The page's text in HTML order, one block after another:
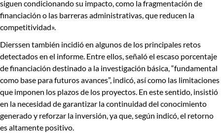
siguen condicionando su impacto, como la fragmentación de
financiación o las barreras administrativas, que reducen la
competitividad».
Dierssen también incidió en algunos de los principales retos
detectados en el informe. Entre ellos, señaló el escaso porcentaje
de financiación destinado a la investigación básica, “fundamental
como base para futuros avances”, indicó, así como las limitaciones
que imponen los plazos de los proyectos. En este sentido, insistió
en la necesidad de garantizar la continuidad del conocimiento
generado y reforzar la inversión, ya que, según indicó, el retorno
es altamente positivo.